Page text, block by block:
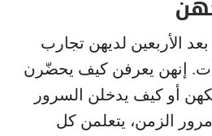
الأربعين لديهن تجارب
إنهن يعرفن كيف يحضّرن
أو كيف يدخلن السرور
الزمن، يتعلمن كل